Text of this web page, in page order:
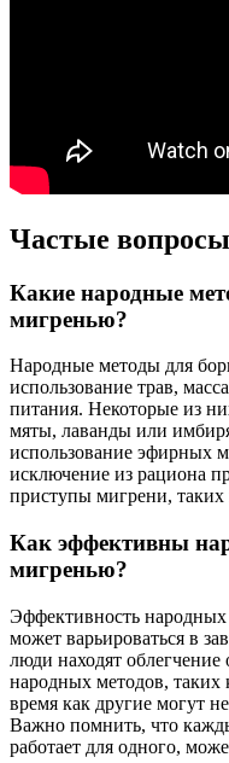
Частые вопросы
Какие народные
мигренью?
Народные методы для
использование трав,
питания. Некоторые из
мяты, лаванды или
использование эфирных
исключение из рациона
приступы мигрени,
Как эффективны
мигренью?
Эффективность
может варьироваться в
люди находят
народных методов, таких
время как другие могут
Важно помнить, что
работает для одного,